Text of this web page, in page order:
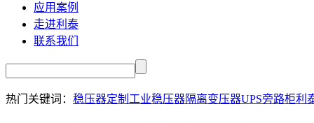
应用案例
走进利泰
联系我们
热门关键词： 稳压器定制 工业稳压器隔离变压器UPS旁路柜利